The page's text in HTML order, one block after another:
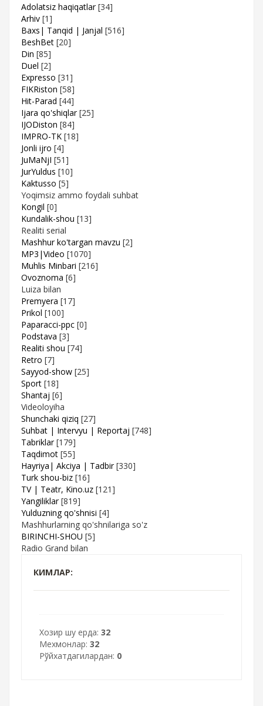
Adolatsiz haqiqatlar [34]
Arhiv [1]
Baxs| Tanqid | Janjal [516]
BeshBet [20]
Din [85]
Duel [2]
Expresso [31]
FIKRiston [58]
Hit-Parad [44]
Ijara qo'shiqlar [25]
IJODiston [84]
IMPRO-TK [18]
Jonli ijro [4]
JuMaNjI [51]
JurYuldus [10]
Kaktusso [5]
Yoqimsiz ammo foydali suhbat
Kongil [0]
Kundalik-shou [13]
Realiti serial
Mashhur ko'targan mavzu [2]
MP3|Video [1070]
Muhlis Minbari [216]
Ovoznoma [6]
Luiza bilan
Premyera [17]
Prikol [100]
Paparacci-ppc [0]
Podstava [3]
Realiti shou [74]
Retro [7]
Sayyod-show [25]
Sport [18]
Shantaj [6]
Videoloyiha
Shunchaki qiziq [27]
Suhbat | Intervyu | Reportaj [748]
Tabriklar [179]
Taqdimot [55]
Hayriya| Akciya | Tadbir [330]
Turk shou-biz [16]
TV | Teatr, Kino.uz [121]
Yangiliklar [819]
Yulduzning qo'shnisi [4]
Mashhurlarning qo'shnilariga so'z
BIRINCHI-SHOU [5]
Radio Grand bilan
КИМЛАР:
Хозир шу ерда: 32
Мехмонлар: 32
Рўйхатдагилардан: 0